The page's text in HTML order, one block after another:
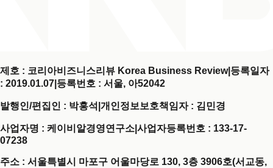
제호 : 코리아비즈니스리뷰 Korea Business Review| 등록일자
: 2019.01.07 등록번호 : 서울, 아52042
발행인/편집인 : 박홍석 개인정보보호책임자 : 김민경
사업자명 : 케이비알경영연구소 사업자등록번호 : 133-17-
07238
주소 : 서울특별시 마포구 어울마당로 130, 3층 3906호(서교동,